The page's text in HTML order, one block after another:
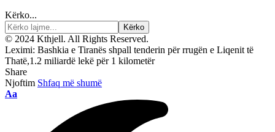
Kërko...
© 2024 Kthjell. All Rights Reserved.
Leximi: Bashkia e Tiranës shpall tenderin për rrugën e Liqenit të
Thatë,1.2 miliardë lekë për 1 kilometër
Share
Njoftim Shfaq më shumë
Ndryshimi
Aa